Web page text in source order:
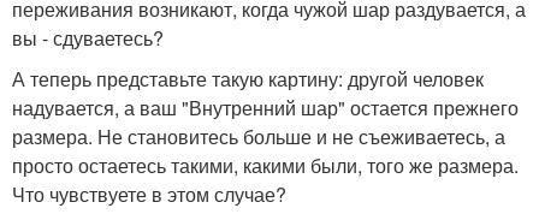
переживания возникают, когда чужой шар раздувается, а
вы - сдуваетесь?
А теперь представьте такую картину: другой человек
надувается, а ваш "Внутренний шар" остается прежнего
размера. Не становитесь больше и не съеживаетесь, а
просто остаетесь такими, какими были, того же размера.
Что чувствуете в этом случае?